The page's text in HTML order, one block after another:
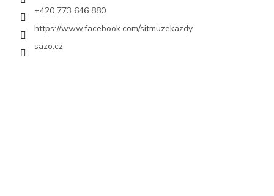
+420 773 646 880
https://www.facebook.com/sitmuzekazdy
sazo.cz